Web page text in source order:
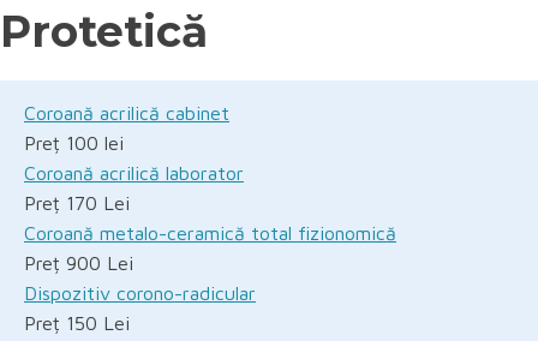
Protetică
Coroană acrilică cabinet
Preț 100 lei
Coroană acrilică laborator
Preț 170 Lei
Coroană metalo-ceramică total fizionomică
Preț 900 Lei
Dispozitiv corono-radicular
Preț 150 Lei